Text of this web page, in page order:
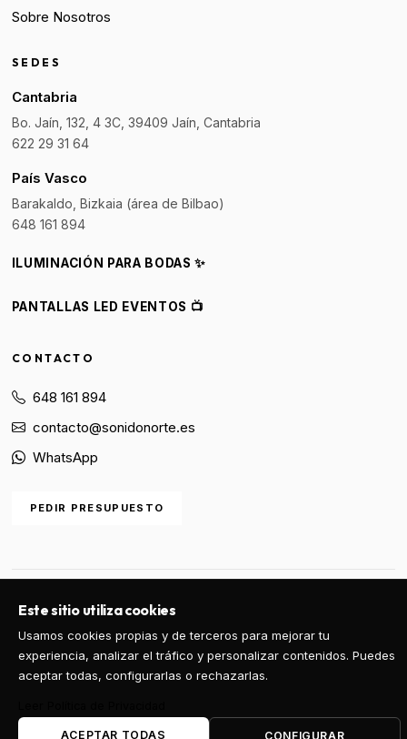
Sobre Nosotros
SEDES
Cantabria
Bo. Jaín, 132, 4 3C, 39409 Jaín, Cantabria
622 29 31 64
País Vasco
Barakaldo, Bizkaia (área de Bilbao)
648 161 894
ILUMINACIÓN PARA BODAS ✨
PANTALLAS LED EVENTOS 📺
CONTACTO
648 161 894
contacto@sonidonorte.es
WhatsApp
PEDIR PRESUPUESTO
© 2026 Sonido Norte. Todos los derechos reservados.
Privacidad Aviso Legal Precios y Condiciones
Este sitio utiliza cookies
Usamos cookies propias y de terceros para mejorar tu
experiencia, analizar el tráfico y personalizar contenidos. Puedes
aceptar todas, configurarlas o rechazarlas.
ACEPTAR TODAS CONFIGURAR